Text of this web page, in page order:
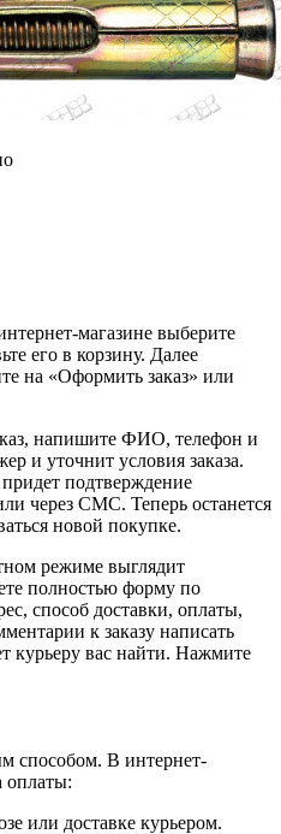
магазине выберите
его в корзину. Далее
на «Оформить заказ» или
напишите ФИО, телефон и
и уточнит условия заказа.
придет подтверждение
через СМС. Теперь останется
новой покупке.
режиме выглядит
полностью форму по
способ доставки, оплаты,
к заказу написать
курьеру вас найти. Нажмите
способом. В интернет-
оплаты:
или доставке курьером.